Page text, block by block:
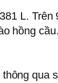
L.
hồng cầu.